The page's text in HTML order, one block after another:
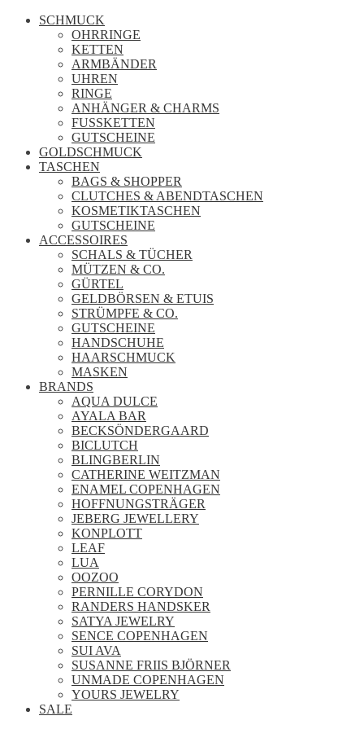
SCHMUCK
OHRRINGE
KETTEN
ARMBÄNDER
UHREN
RINGE
ANHÄNGER & CHARMS
FUSSKETTEN
GUTSCHEINE
GOLDSCHMUCK
TASCHEN
BAGS & SHOPPER
CLUTCHES & ABENDTASCHEN
KOSMETIKTASCHEN
GUTSCHEINE
ACCESSOIRES
SCHALS & TÜCHER
MÜTZEN & CO.
GÜRTEL
GELDBÖRSEN & ETUIS
STRÜMPFE & CO.
GUTSCHEINE
HANDSCHUHE
HAARSCHMUCK
MASKEN
BRANDS
AQUA DULCE
AYALA BAR
BECKSÖNDERGAARD
BICLUTCH
BLINGBERLIN
CATHERINE WEITZMAN
ENAMEL COPENHAGEN
HOFFNUNGSTRÄGER
JEBERG JEWELLERY
KONPLOTT
LEAF
LUA
OOZOO
PERNILLE CORYDON
RANDERS HANDSKER
SATYA JEWELRY
SENCE COPENHAGEN
SUI AVA
SUSANNE FRIIS BJÖRNER
UNMADE COPENHAGEN
YOURS JEWELRY
SALE